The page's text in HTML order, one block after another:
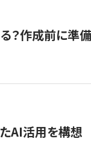
？作成前に準
AI活用を構想